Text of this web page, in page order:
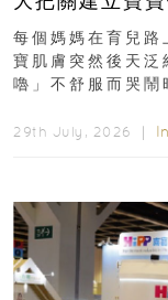
每個媽媽在育兒路
寶肌膚突然後天泛
嚕」不舒服而哭鬧
29th July, 2026 ｜ In